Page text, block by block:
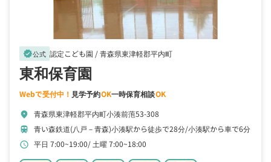
verified公式 認定こども園 /青森県東津軽郡平内町
東和保育園
Webで受付中！ 見学予約OK一時保育相談OK
location_on 青森県東津軽郡平内町小湊前萢53-308
train 青い森鉄道(八戸－青森)小湊駅から徒歩で28分 小湊駅から車で6分
schedule 平日 7:00~19:00 土曜 7:00~18:00